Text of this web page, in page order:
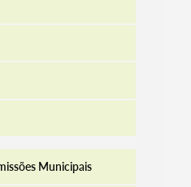
Municipais